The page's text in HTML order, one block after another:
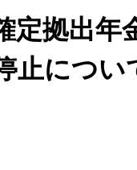
定拠出年
止につい